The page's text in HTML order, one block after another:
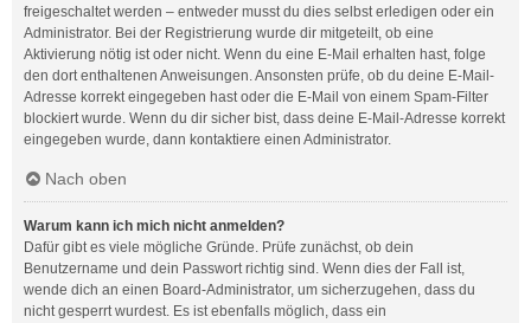
freigeschaltet werden – entweder musst du dies selbst erledigen oder ein
Administrator. Bei der Registrierung wurde dir mitgeteilt, ob eine
Aktivierung nötig ist oder nicht. Wenn du eine E-Mail erhalten hast, folge
den dort enthaltenen Anweisungen. Ansonsten prüfe, ob du deine E-Mail-
Adresse korrekt eingegeben hast oder die E-Mail von einem Spam-Filter
blockiert wurde. Wenn du dir sicher bist, dass deine E-Mail-Adresse korrekt
eingegeben wurde, dann kontaktiere einen Administrator.
Nach oben
Warum kann ich mich nicht anmelden?
Dafür gibt es viele mögliche Gründe. Prüfe zunächst, ob dein
Benutzername und dein Passwort richtig sind. Wenn dies der Fall ist,
wende dich an einen Board-Administrator, um sicherzugehen, dass du
nicht gesperrt wurdest. Es ist ebenfalls möglich, dass ein